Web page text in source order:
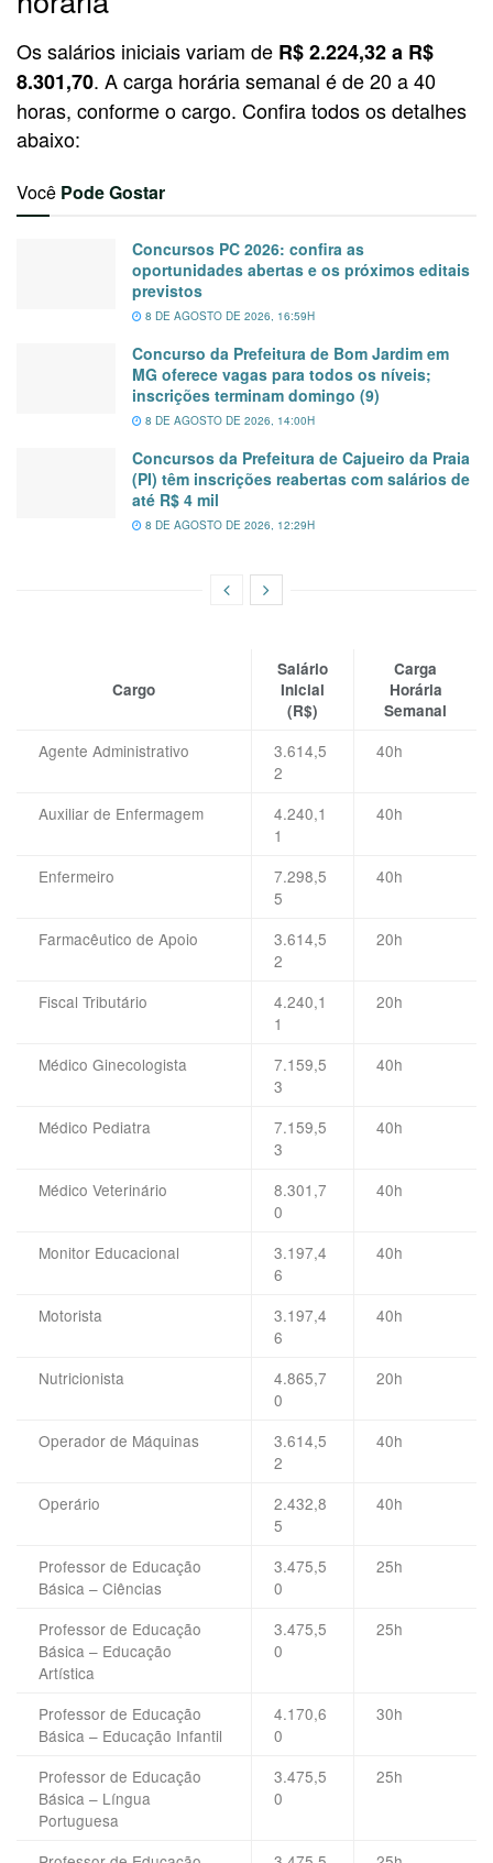
Os salários iniciais variam de R$ 2.224,32 a R$
8.301,70. A carga horária semanal é de 20 a 40
horas, conforme o cargo. Confira todos os detalhes
abaixo:
Você Pode Gostar
Concursos PC 2026: confira as
oportunidades abertas e os próximos editais
previstos
8 DE AGOSTO DE 2026, 16:59H
Concurso da Prefeitura de Bom Jardim em
MG oferece vagas para todos os níveis;
inscrições terminam domingo (9)
8 DE AGOSTO DE 2026, 14:00H
Concursos da Prefeitura de Cajueiro da Praia
(PI) têm inscrições reabertas com salários de
até R$ 4 mil
8 DE AGOSTO DE 2026, 12:29H
Cargo
Salário
Inicial
(R$)
Carga
Horária
Semanal
Agente Administrativo
3.614,5
2
40h
Auxiliar de Enfermagem
4.240,1
1
40h
Enfermeiro
7.298,5
5
40h
Farmacêutico de Apoio
3.614,5
2
20h
Fiscal Tributário
4.240,1
1
20h
Médico Ginecologista
7.159,5
3
40h
Médico Pediatra
7.159,5
3
40h
Médico Veterinário
8.301,7
0
40h
Monitor Educacional
3.197,4
6
40h
Motorista
3.197,4
6
40h
Nutricionista
4.865,7
0
20h
Operador de Máquinas
3.614,5
2
40h
Operário
2.432,8
5
40h
Professor de Educação
Básica – Ciências
3.475,5
0
25h
Professor de Educação
Básica – Educação
Artística
3.475,5
0
25h
Professor de Educação
Básica – Educação Infantil
4.170,6
0
30h
Professor de Educação
Básica – Língua
Portuguesa
3.475,5
0
25h